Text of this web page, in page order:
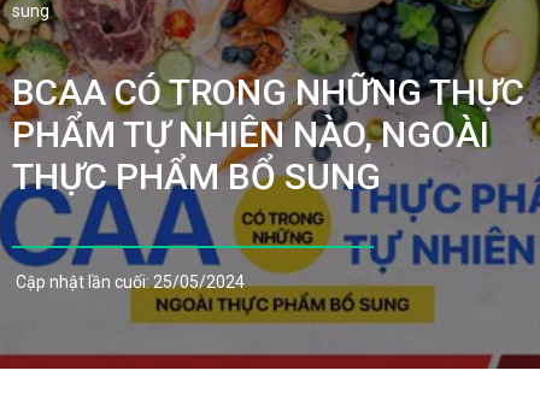
sung
BCAA CÓ TRONG NHỮNG THỰC
PHẨM TỰ NHIÊN NÀO, NGOÀI
THỰC PHẨM BỔ SUNG
Cập nhật lần cuối: 25/05/2024